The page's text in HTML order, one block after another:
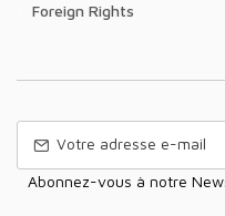
Foreign Rights
Abonnez-vous à notre Newsletter pour recevoir nos nouvelles